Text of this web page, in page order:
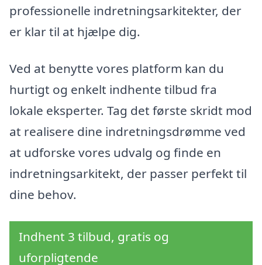
professionelle indretningsarkitekter, der
er klar til at hjælpe dig.
Ved at benytte vores platform kan du
hurtigt og enkelt indhente tilbud fra
lokale eksperter. Tag det første skridt mod
at realisere dine indretningsdrømme ved
at udforske vores udvalg og finde en
indretningsarkitekt, der passer perfekt til
dine behov.
Indhent 3 tilbud, gratis og
uforpligtende